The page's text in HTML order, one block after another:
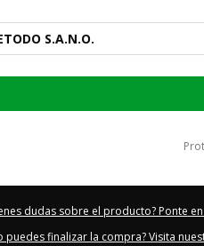
S.A.N.O.
dudas sobre el producto? Ponte
puedes finalizar la compra? Visita